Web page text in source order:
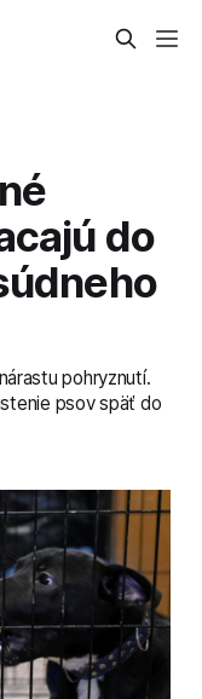
do
pohryznutí.
psov späť do